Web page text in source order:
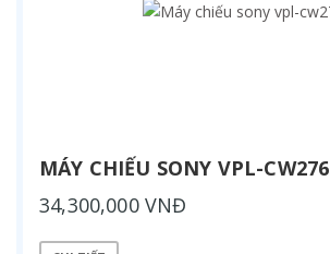
MÁY CHIẾU SONY VPL-CW276
34,300,000 VNĐ